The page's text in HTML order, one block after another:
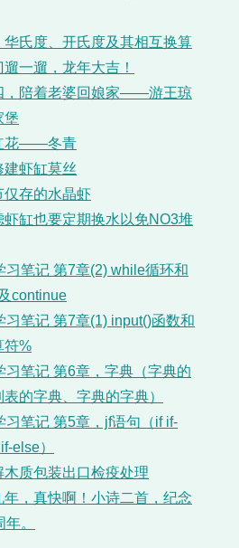
华氏度、开氏度及其相互换算
一遛，龙年大吉！
，陪着老婆回娘家——游王琼
堡
花——冬青
建虾缸莫丝
仅存的水晶虾
虾缸也要定期换水以免NO3堆
习笔记 第7章(2) while循环和
continue
习笔记 第7章(1) input()函数和
符%
习笔记 第6章，字典（字典的
的字典、字典的字典）
习笔记 第5章，jf语句（if if-
else）
木质包装出口检疫处理
年，真快啊！小诗二首，纪念
。